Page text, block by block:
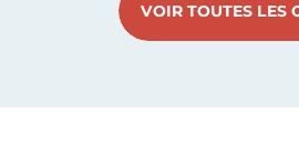
VOIR TOUTES LES